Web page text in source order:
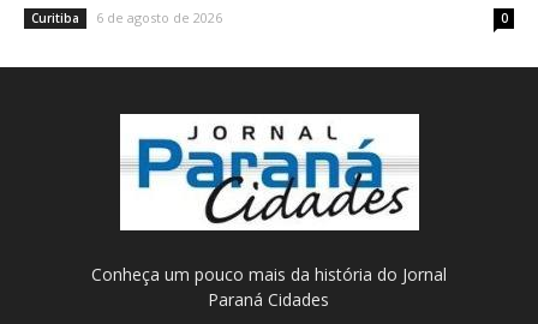
Curitiba 6 de agosto de 2026 0
Conheça um pouco mais da história do Jornal
Paraná Cidades